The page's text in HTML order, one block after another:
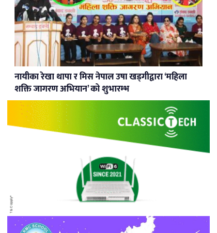
नायीका रेखा थापा र मिस नेपाल उषा खड्गीद्वारा ‘महिला
शक्ति जागरण अभियान’ को शुभारम्भ